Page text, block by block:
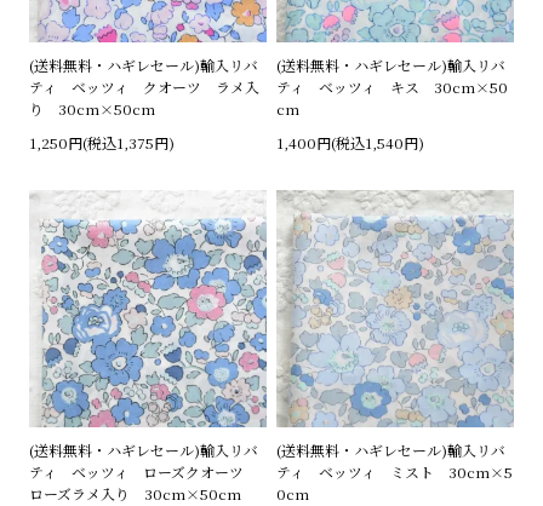
(送料無料・ハギレセール)輸入リバ
ティ ベッツィ クオーツ ラメ入
り 30cm×50cm
1,250円(税込1,375円)
(送料無料・ハギレセール)輸入リバ
ティ ベッツィ キス 30cm×50
cm
1,400円(税込1,540円)
(送料無料・ハギレセール)輸入リバ
ティ ベッツィ ローズクオーツ
ローズラメ入り 30cm×50cm
(送料無料・ハギレセール)輸入リバ
ティ ベッツィ ミスト 30cm×5
0cm